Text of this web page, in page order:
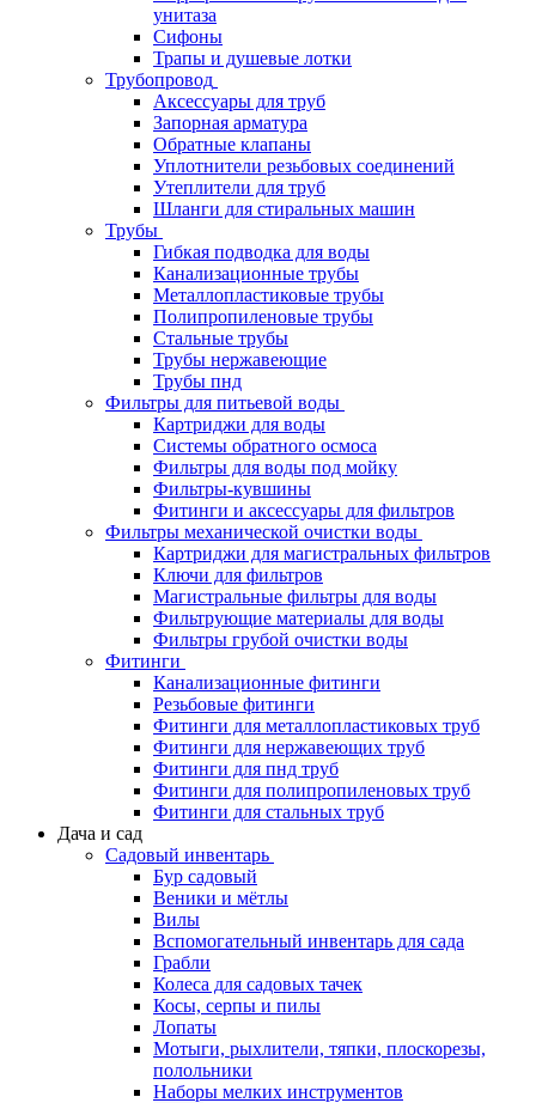
унитаза
Сифоны
Трапы и душевые лотки
Трубопровод
Аксессуары для труб
Запорная арматура
Обратные клапаны
Уплотнители резьбовых соединений
Утеплители для труб
Шланги для стиральных машин
Трубы
Гибкая подводка для воды
Канализационные трубы
Металлопластиковые трубы
Полипропиленовые трубы
Стальные трубы
Трубы нержавеющие
Трубы пнд
Фильтры для питьевой воды
Картриджи для воды
Системы обратного осмоса
Фильтры для воды под мойку
Фильтры-кувшины
Фитинги и аксессуары для фильтров
Фильтры механической очистки воды
Картриджи для магистральных фильтров
Ключи для фильтров
Магистральные фильтры для воды
Фильтрующие материалы для воды
Фильтры грубой очистки воды
Фитинги
Канализационные фитинги
Резьбовые фитинги
Фитинги для металлопластиковых труб
Фитинги для нержавеющих труб
Фитинги для пнд труб
Фитинги для полипропиленовых труб
Фитинги для стальных труб
Дача и сад
Садовый инвентарь
Бур садовый
Веники и мётлы
Вилы
Вспомогательный инвентарь для сада
Грабли
Колеса для садовых тачек
Косы, серпы и пилы
Лопаты
Мотыги, рыхлители, тяпки, плоскорезы,
полольники
Наборы мелких инструментов